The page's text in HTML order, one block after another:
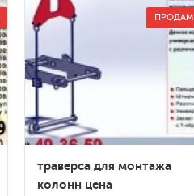
ПРОДАМ
траверса для монтажа
колонн цена